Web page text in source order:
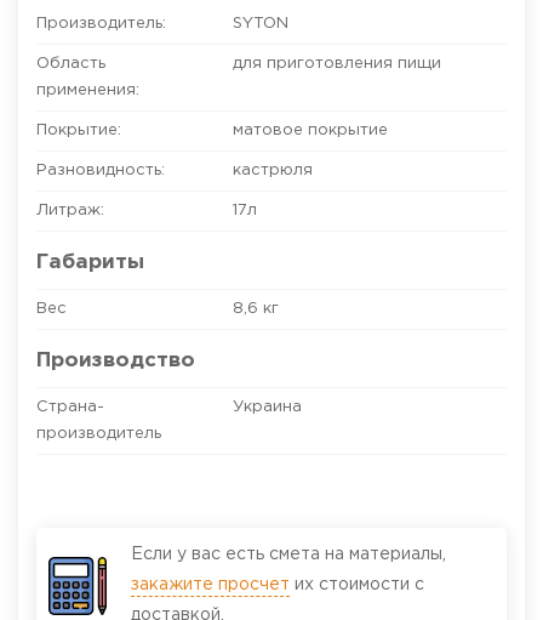
Производитель: SYTON
Область
применения:
для приготовления пищи
Покрытие: матовое покрытие
Разновидность: кастрюля
Литраж: 17л
Габариты
Вес 8,6 кг
Производство
Страна-
производитель
Украина
Если у вас есть смета на материалы,
закажите просчет их стоимости с
доставкой.